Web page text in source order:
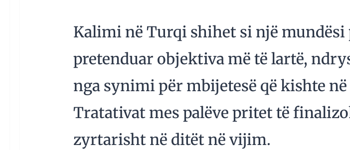
Kalimi në Turqi shihet si një mundësi
pretenduar objektiva më të lartë,
nga synimi për mbijetesë që kishte
Tratativat mes palëve pritet të
zyrtarisht në ditët në vijim.